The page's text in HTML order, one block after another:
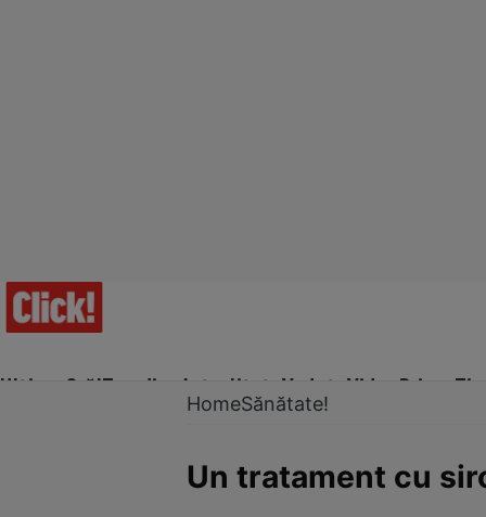
Ultima Oră!Trending Actualitate Vedete Video Prime
HomeSănătate!
Un tratament cu